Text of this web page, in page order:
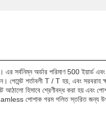
অর্ডার পরিমাণ 500 ইয়ার্ড এবং
পেমেন্ট শর্তাবলী T / T হয়, এবং
হিসাবে শ্রেণীবদ্ধ করা হয় এবং
seamless পোশাক গরম গলিত স্তরিত জন্য